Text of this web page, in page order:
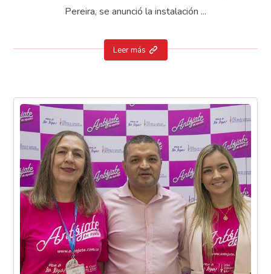
Pereira, se anunció la instalación ...
Leer más